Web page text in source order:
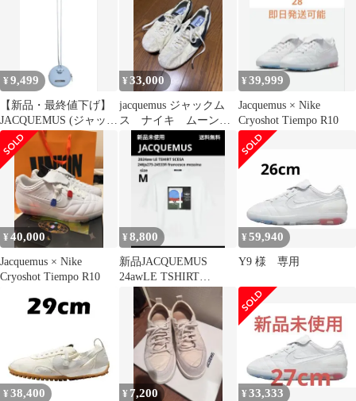
¥9,499
【新品・最終値下げ】
JACQUEMUS (ジャック
ムス) LE PITCHOU
¥33,000
jacquemus ジャックム
ス ナイキ ムーンレ
ーサー
¥39,999
Jacquemus × Nike
Cryoshot Tiempo R10
¥40,000
Jacquemus × Nike
Cryoshot Tiempo R10
¥8,800
新品JACQUEMUS
24awLE TSHIRT
SCESAグラフィックT
¥59,940
Y9 様 専用
¥ 38,400 ¥ 7,200 ¥33,333